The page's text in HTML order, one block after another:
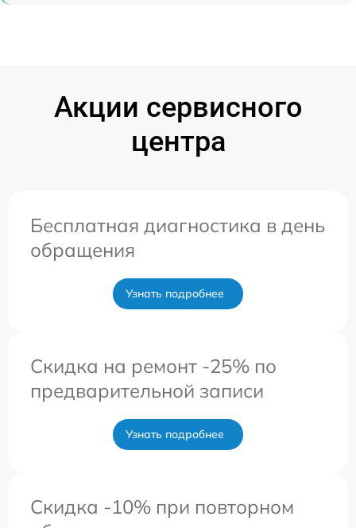
Акции сервисного
центра
Бесплатная диагностика в день
обращения
Узнать подробнее
Скидка на ремонт -25% по
предварительной записи
Узнать подробнее
Скидка -10% при повторном